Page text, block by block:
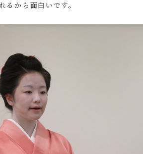
るから面白いです。